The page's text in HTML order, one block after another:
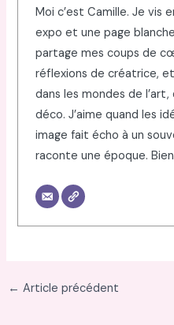
Moi c’est Camille. Je vis
expo et une page
partage mes coups de
réflexions de créatrice,
dans les mondes de
déco. J’aime quand les
image fait écho à un
raconte une époque.
← Article précédent